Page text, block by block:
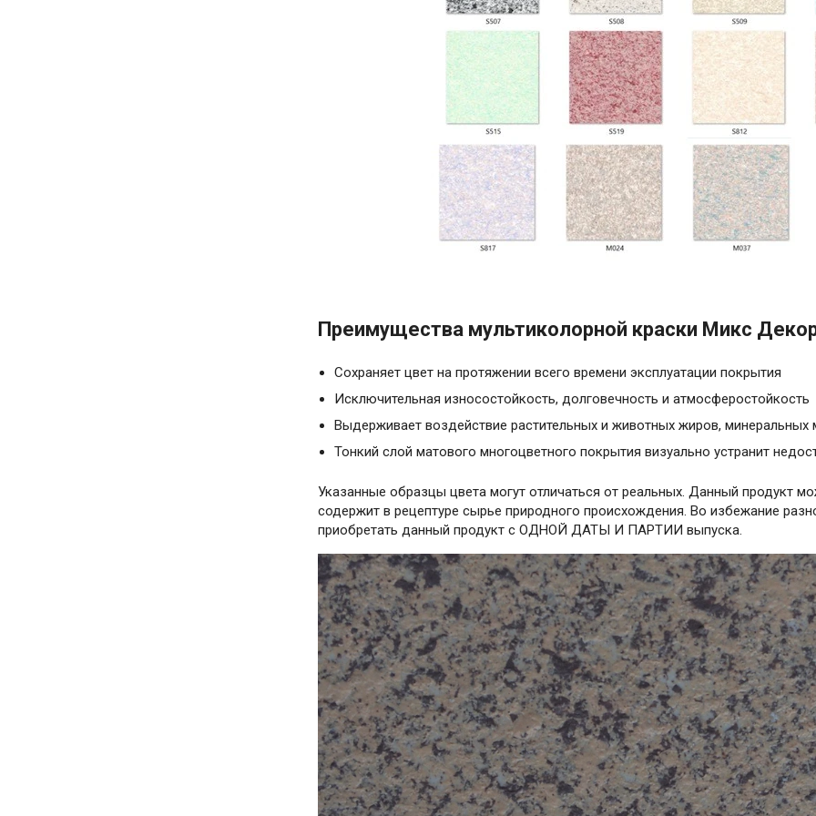
Преимущества мультиколорной краски Микс
Сохраняет цвет на протяжении всего времени эксплуатации покрытия
Исключительная износостойкость, долговечность и атмосферостойкость
Выдерживает воздействие растительных и животных жиров, минеральных
Тонкий слой матового многоцветного покрытия визуально устранит
Указанные образцы цвета могут отличаться от реальных. Данный продукт
содержит в рецептуре сырье природного происхождения. Во избежание
приобретать данный продукт с ОДНОЙ ДАТЫ И ПАРТИИ выпуска.